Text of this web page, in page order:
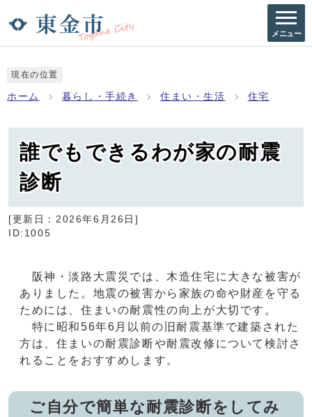
メニュー
現在の位置
ホーム 暮らし・手続き 住まい・生活 住宅
誰でもできるわが家の耐震
診断
[更新日： 2026年6月26日 ]
ID:1005
阪神・淡路大震災では、木造住宅に大きな被害が
ありました。地震の被害から家族の命や財産を守る
ためには、住まいの耐震性の向上が大切です。
特に昭和56年6月以前の旧耐震基準で建築された
方は、住まいの耐震診断や耐震改修について検討さ
れることをおすすめします。
ご自分で簡単な耐震診断をしてみ